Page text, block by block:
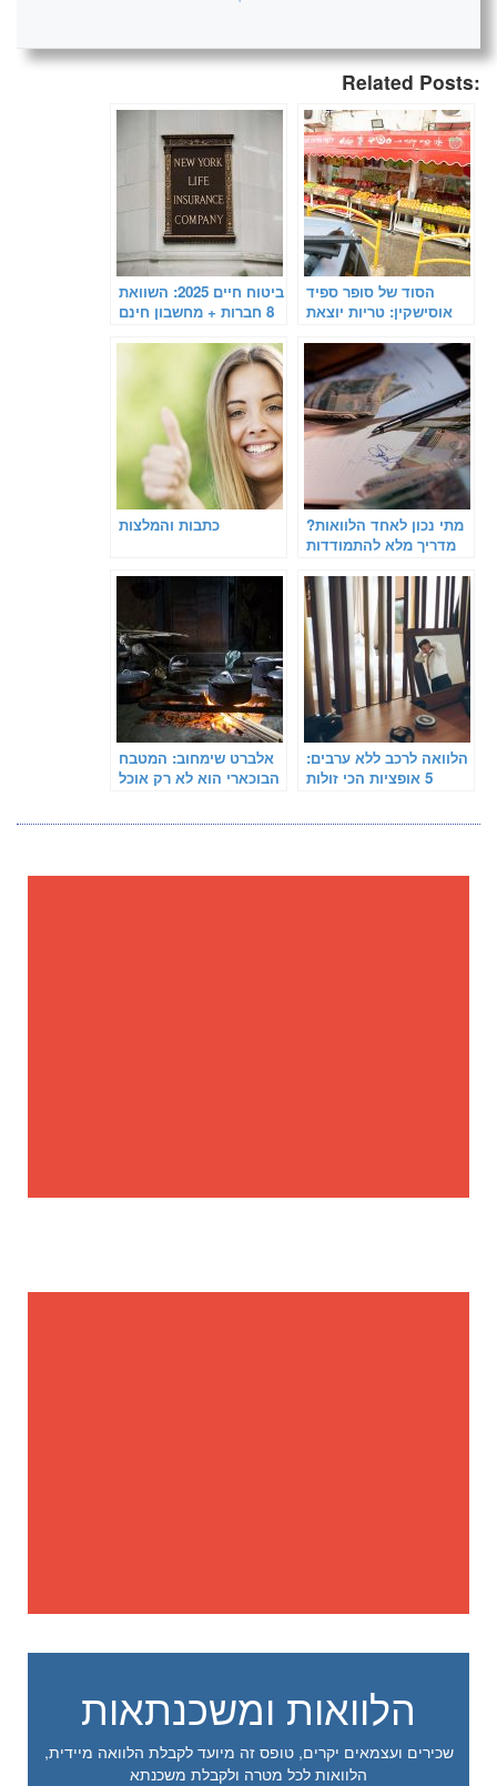
Related Posts:
ביטוח חיים 2025: השוואת
8 חברות + מחשבון חינם
הסוד של סופר ספיד
אוסישקין: טריות יוצאת
ניהול רותם אביטבול
כתבות והמלצות
מתי נכון לאחד הלוואות?
מדריך מלא להתמודדות
לנשימה
אלברט שימחוב: המטבח
הבוכארי הוא לא רק אוכל
הלוואה לרכב ללא ערבים:
5 אופציות הכי זולות
הלוואות ומשכנתאות
שכירים ועצמאים יקרים, טופס זה מיועד לקבלת הלוואה מיידית,
הלוואות לכל מטרה ולקבלת משכנתא